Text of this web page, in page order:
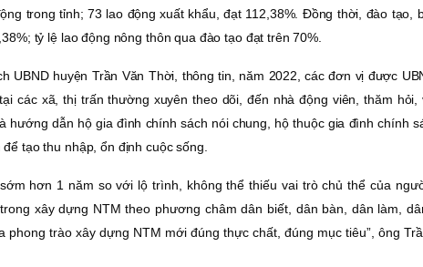
trong tỉnh; 73 lao động xuất khẩu, đạt 112,38%. Ðồng thời, đào tạo,
tỷ lệ lao động nông thôn qua đào tạo đạt trên 70%.
UBND huyện Trần Văn Thời, thông tin, năm 2022, các đơn vị được
các xã, thị trấn thường xuyên theo dõi, đến nhà động viên, thăm
hướng dẫn hộ gia đình chính sách nói chung, hộ thuộc gia đình chính
tạo thu nhập, ổn định cuộc sống.
hơn 1 năm so với lộ trình, không thể thiếu vai trò chủ thể của
xây dựng NTM theo phương châm dân biết, dân bàn, dân làm,
phong trào xây dựng NTM mới đúng thực chất, đúng mục tiêu”, ông